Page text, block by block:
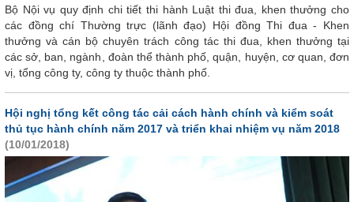
Bộ Nội vụ quy định chi tiết thi hành Luật thi đua, khen thưởng cho
các đồng chí Thường trực (lãnh đạo) Hội đồng Thi đua - Khen
thưởng và cán bộ chuyên trách công tác thi đua, khen thưởng tại
các sở, ban, ngành, đoàn thể thành phố, quận, huyện, cơ quan, đơn
vị, tổng công ty, công ty thuộc thành phố.
Hội nghị tổng kết công tác cải cách hành chính và kiểm soát
thủ tục hành chính năm 2017 và triển khai nhiệm vụ năm 2018
(10/01/2018)